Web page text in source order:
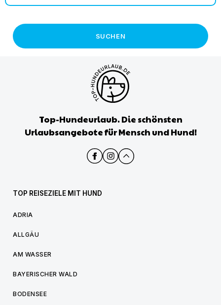
SUCHEN
Top-Hundeurlaub. Die schönsten
Urlaubsangebote für Mensch und Hund!
TOP REISEZIELE MIT HUND
ADRIA
ALLGÄU
AM WASSER
BAYERISCHER WALD
BODENSEE